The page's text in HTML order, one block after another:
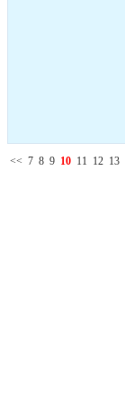
<< 7 8 9 10 11 12 13